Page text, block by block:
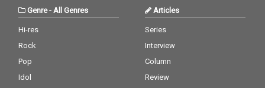
ける仕上がりとなって
いる。 また、本楽曲は
正式リリース前からTik
用され話題となってお
り、多くの共感を呼び
ながら期待値を高め満
Genre-All Genres
Hi-res
Rock
Pop
Idol
Articles
Series
Interview
Column
Review